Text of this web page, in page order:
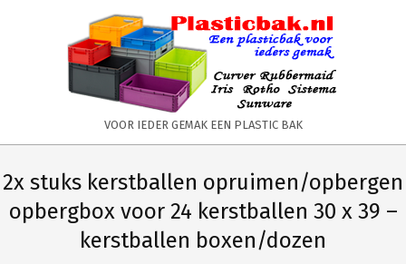
PLASTICBAK.NL
VOOR IEDER GEMAK EEN PLASTIC BAK
Navigation
Navigation
2x stuks kerstballen opruimen/opbergen
opbergbox voor 24 kerstballen 30 x 39 –
kerstballen boxen/dozen